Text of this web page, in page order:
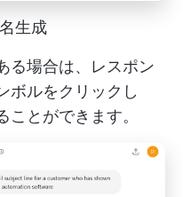
生成
る場合は、レスポン
ボルをクリックし
とができます。